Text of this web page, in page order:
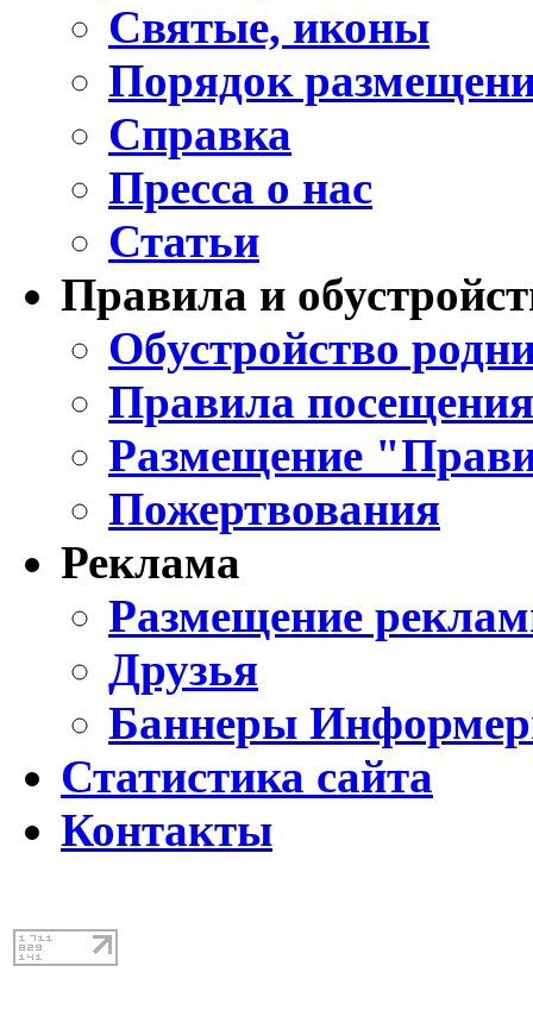
Святые, иконы
Порядок
Справка
Пресса о нас
Статьи
Правила и
Обустройство
Правила
Размещение
Пожертвования
Реклама
Размещение
Друзья
Баннеры
Статистика сайта
Контакты